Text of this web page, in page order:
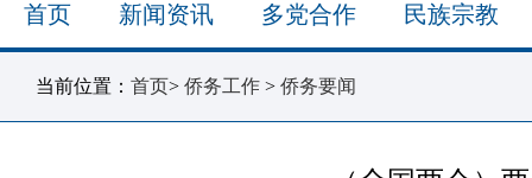
首页 新闻资讯 多党合作 民族宗教
当前位置： 首页> 侨务工作 > 侨务要闻